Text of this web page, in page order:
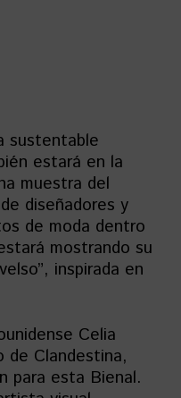
sustentable
estará en la
muestra del
diseñadores y
de moda dentro
mostrando su
inspirada en
Celia
Clandestina,
para esta Bienal.